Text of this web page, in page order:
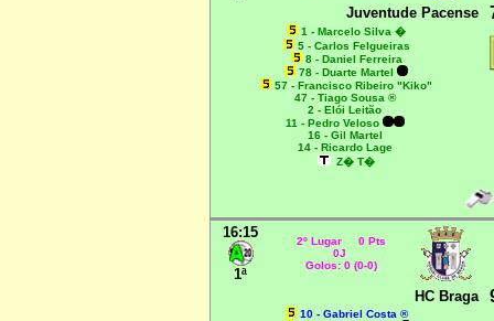
Juventude Pacense
1 - Marcelo Silva �
5 - Carlos Felgueiras
8 - Daniel Ferreira
78 - Duarte Martel
57 - Francisco Ribeiro "Kiko"
47 - Tiago Sousa ®
2 - Elói Leitão
11 - Pedro Veloso
16 - Gil Martel
14 - Ricardo Lage
Z� T�
16:15
1ª
2º Lugar 0 Pts
0J
Golos: 0 (0-0)
HC Braga
10 - Gabriel Costa ®